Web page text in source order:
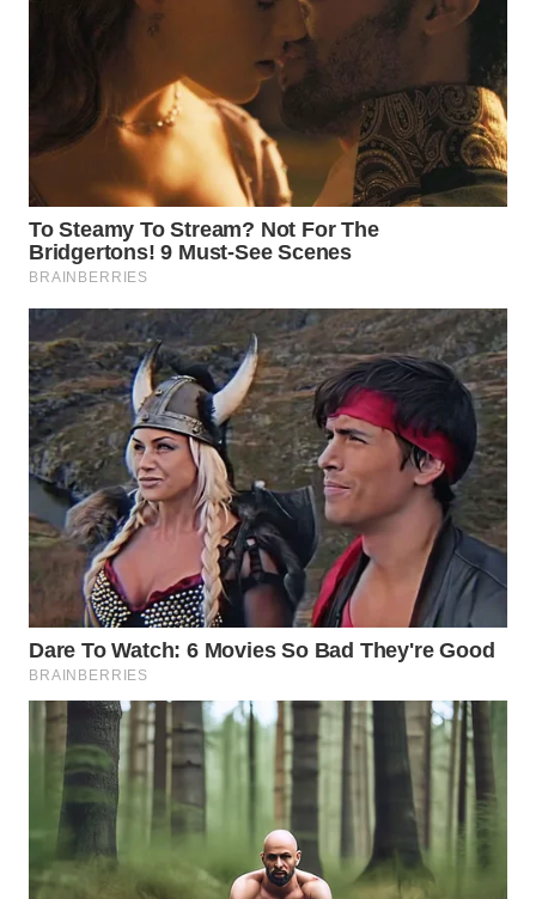
JOGJA
WN
JATIM
BALI
WN
KALBAR
WN
KALTENG
WN
KALTARA
WN
KALSEL
WN
KALTIM
WN
SULSEL